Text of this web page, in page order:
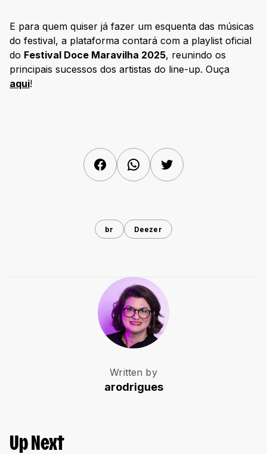
E para quem quiser já fazer um esquenta das músicas
do festival, a plataforma contará com a playlist oficial
do Festival Doce Maravilha 2025, reunindo os
principais sucessos dos artistas do line-up. Ouça
aqui!
FacebookWhatsAppTwitter
br Deezer
Written by
arodrigues
Up Next